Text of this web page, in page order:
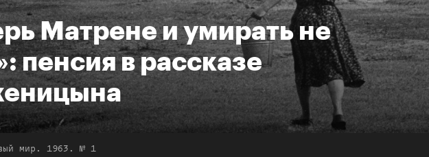
Матрене и умирать не
пенсия в рассказе
мир. 1963. № 1